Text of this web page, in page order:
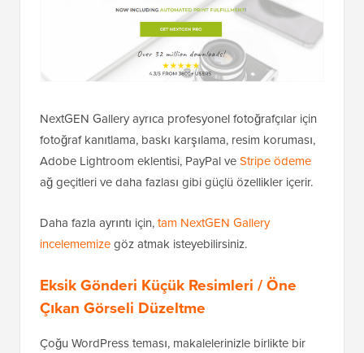
NextGEN Gallery ayrıca profesyonel fotoğrafçılar için
fotoğraf kanıtlama, baskı karşılama, resim koruması,
Adobe Lightroom eklentisi, PayPal veStripe ödeme
ağ geçitleri ve daha fazlası gibi güçlü özellikler içerir.
Daha fazla ayrıntı için,tam NextGEN Gallery
incelememizegöz atmak isteyebilirsiniz.
Eksik Gönderi Küçük Resimleri / Öne
Çıkan Görseli Düzeltme
Çoğu WordPress teması, makalelerinizle birlikte bir